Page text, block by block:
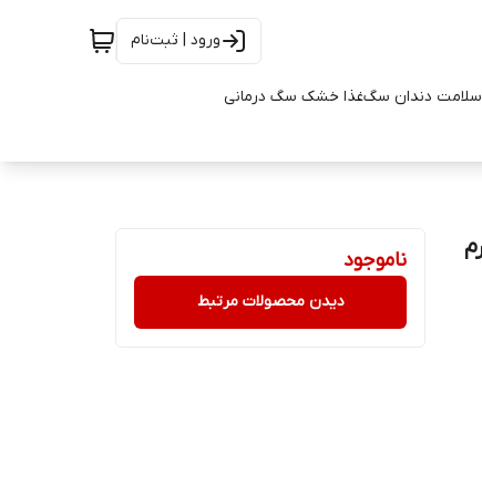
ورود | ثبت‌نام
سلامت دندان سگغذا خشک سگ درمانی
ناموجود
دیدن محصولات مرتبط